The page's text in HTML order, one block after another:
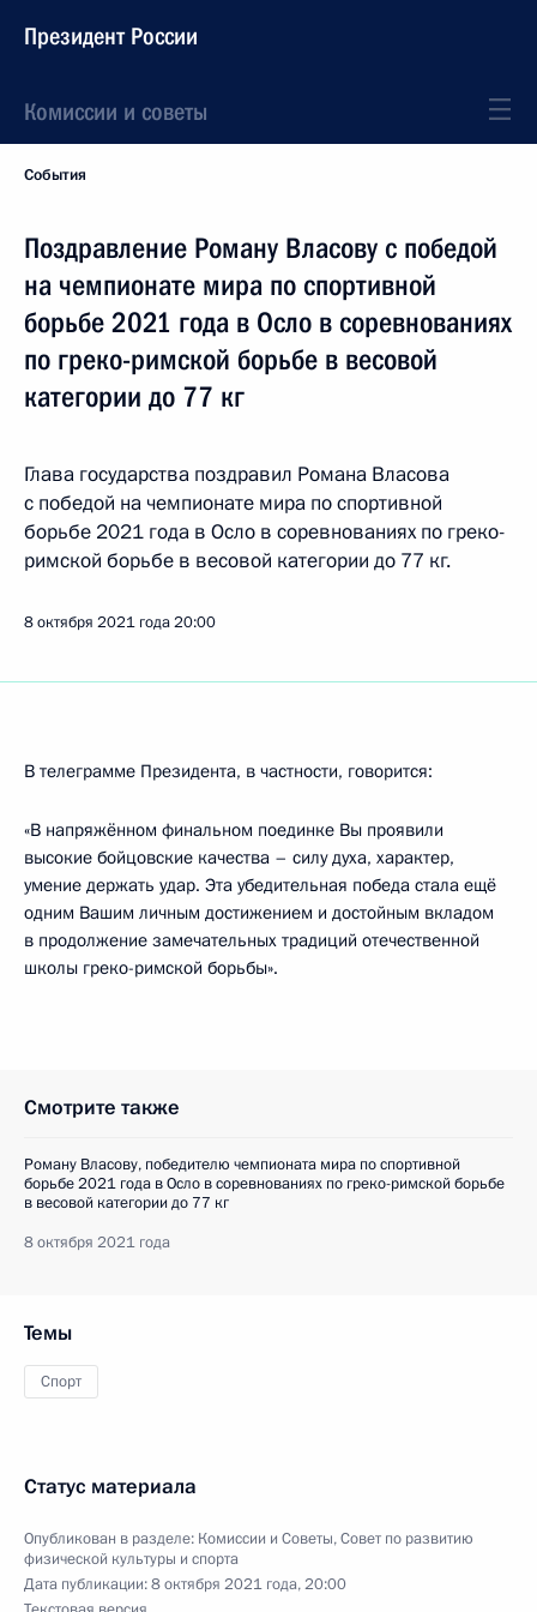
Президент России
Комиссии и советы
События
Поздравление Роману Власову с победой
на чемпионате мира по спортивной
борьбе 2021 года в Осло в соревнованиях
по греко-римской борьбе в весовой
категории до 77 кг
Глава государства поздравил Романа Власова
с победой на чемпионате мира по спортивной
борьбе 2021 года в Осло в соревнованиях по греко-
римской борьбе в весовой категории до 77 кг.
8 октября 2021 года20:00
В телеграмме Президента, в частности, говорится:
«В напряжённом финальном поединке Вы проявили
высокие бойцовские качества – силу духа, характер,
умение держать удар. Эта убедительная победа стала ещё
одним Вашим личным достижением и достойным вкладом
в продолжение замечательных традиций отечественной
школы греко-римской борьбы».
Смотрите также
Роману Власову, победителю чемпионата мира по спортивной
борьбе 2021 года в Осло в соревнованиях по греко-римской борьбе
в весовой категории до 77 кг
8 октября 2021 года
Темы
Спорт
Статус материала
Опубликован в разделе: Комиссии и Советы,Совет по развитию
физической культуры и спорта
Дата публикации:8 октября 2021 года, 20:00